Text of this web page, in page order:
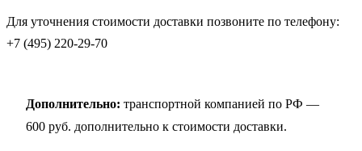
Для уточнения стоимости доставки позвоните по телефону:
+7 (495) 220-29-70
Дополнительно: транспортной компанией по РФ —
600 руб. дополнительно к стоимости доставки.